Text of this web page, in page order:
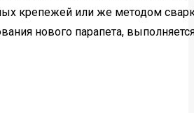
крепежей или же методом
нового парапета,